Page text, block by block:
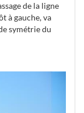
de la ligne
à gauche, va
symétrie du